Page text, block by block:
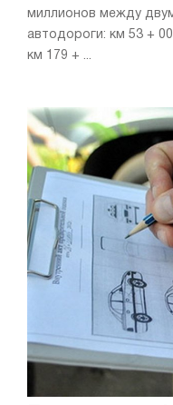
миллионов между
автодороги: км 53 +
км 179 + ...